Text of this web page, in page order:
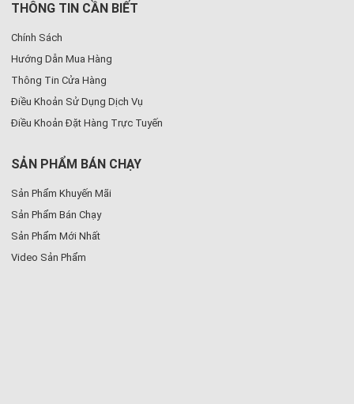
THÔNG TIN CẦN BIẾT
Chính Sách
Hướng Dẫn Mua Hàng
Thông Tin Cửa Hàng
Điều Khoản Sử Dụng Dịch Vụ
Điều Khoản Đặt Hàng Trực Tuyến
SẢN PHẨM BÁN CHẠY
Sản Phẩm Khuyến Mãi
Sản Phẩm Bán Chạy
Sản Phẩm Mới Nhất
Video Sản Phẩm